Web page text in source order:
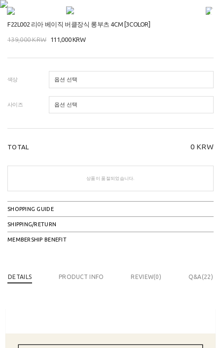
F22L002 리아 베이직 버클장식 롱부츠 4CM [3COLOR]
139,000KRW 111,000KRW
색상
사이즈
TOTAL 0 KRW
상품이 품절되었습니다.
SHOPPING GUIDE
SHIPPING/RETURN
MEMBERSHIP BENEFIT
DETAILS PRODUCT INFO REVIEW(0) Q&A(22)